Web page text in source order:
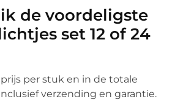
de voordeligste
set 12 of 24
per stuk en in de totale
verzending en garantie.